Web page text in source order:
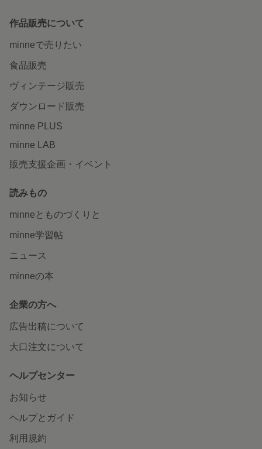
作品販売について
minneで売りたい
食品販売
ヴィンテージ販売
ダウンロード販売
minne PLUS
minne LAB
販売支援企画・イベント
読みもの
minneとものづくりと
minne学習帖
ニュース
minneの本
企業の方へ
広告出稿について
大口注文について
ヘルプセンター
お知らせ
ヘルプとガイド
利用規約